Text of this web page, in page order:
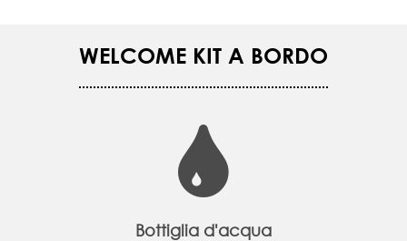
WELCOME KIT A BORDO
Bottiglia d'acqua